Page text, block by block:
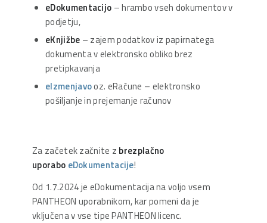
eDokumentacijo – hrambo vseh dokumentov v
podjetju,
eKnjižbe – zajem podatkov iz papirnatega
dokumenta v elektronsko obliko brez
pretipkavanja
eIzmenjavooz. eRačune – elektronsko
pošiljanje in prejemanje računov
Za začetek začnite z brezplačno
uporabo eDokumentacije!
Od 1.7.2024 je eDokumentacija na voljo vsem
PANTHEON uporabnikom, kar pomeni da je
vključena v vse tipe PANTHEON licenc.